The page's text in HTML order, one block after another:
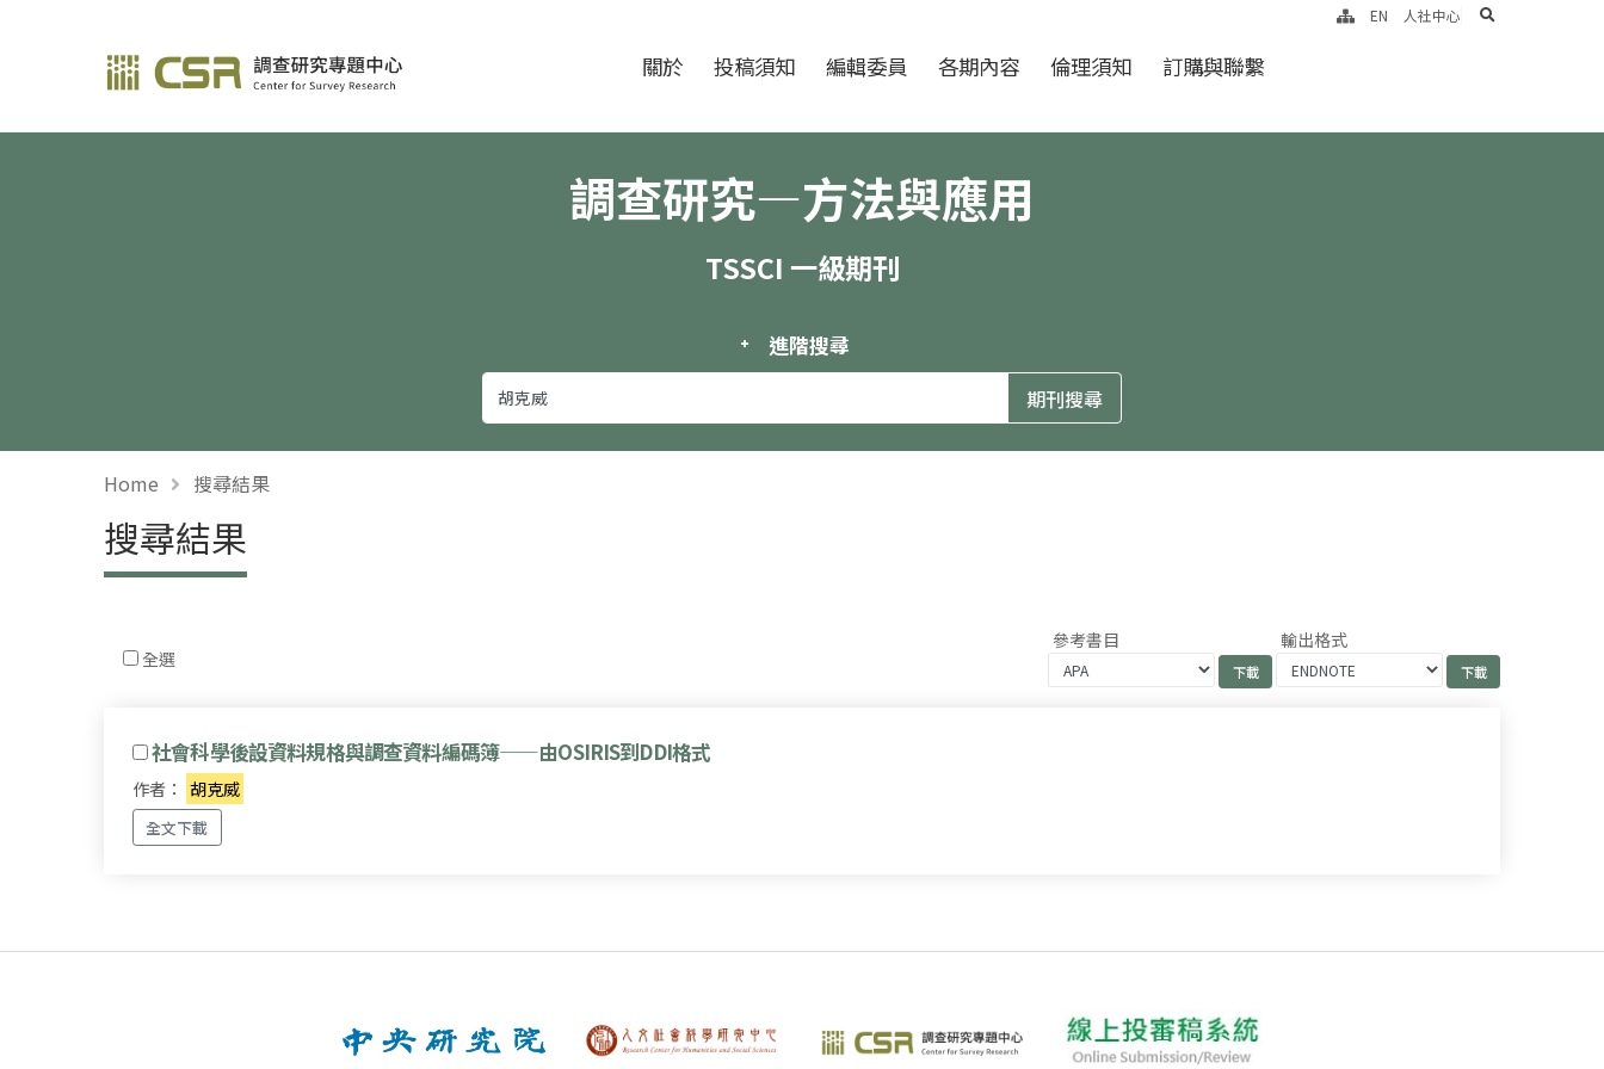
調查研究—方法與應用期刊 關於 投稿須知 編輯委員 各期內容 倫理須知 訂購與聯繫
EN 人社中心 search
調查研究—方法與應用
TSSCI 一級期刊
進階搜尋
Home 搜尋結果
搜尋結果
全選
參考書目 輸出格式
社會科學後設資料規格與調查資料編碼簿——由OSIRIS到DDI格式
作者： 胡克威
全文下載